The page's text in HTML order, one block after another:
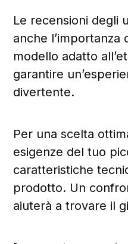
Le recensioni degli
anche l’importanza
modello adatto
garantire
divertente.
Per una scelta
esigenze del tuo
caratteristiche
prodotto. Un
aiuterà a trovare il